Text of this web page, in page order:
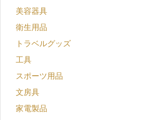
美容器具
衛生用品
トラベルグッズ
工具
スポーツ用品
文房具
家電製品